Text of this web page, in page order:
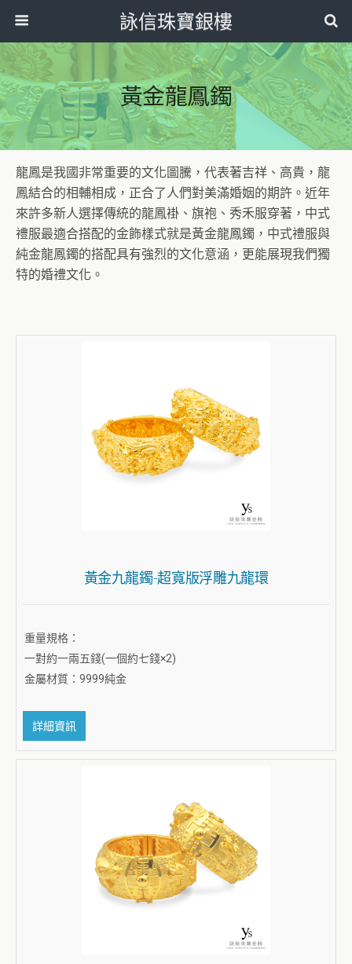
詠信珠寶銀樓
黃金龍鳳鐲
龍鳳是我國非常重要的文化圖騰，代表著吉祥、高貴，龍
鳳結合的相輔相成，正合了人們對美滿婚姻的期許。近年
來許多新人選擇傳統的龍鳳褂、旗袍、秀禾服穿著，中式
禮服最適合搭配的金飾樣式就是黃金龍鳳鐲，中式禮服與
純金龍鳳鐲的搭配具有強烈的文化意涵，更能展現我們獨
特的婚禮文化。
黃金九龍鐲-超寬版浮雕九龍環
重量規格：
一對約一兩五錢(一個約七錢×2)
金屬材質：9999純金
詳細資訊